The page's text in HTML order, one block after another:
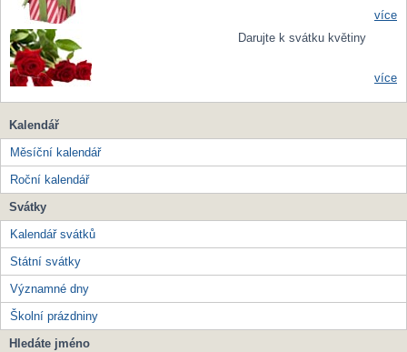
více
Darujte k svátku květiny
více
Kalendář
Měsíční kalendář
Roční kalendář
Svátky
Kalendář svátků
Státní svátky
Významné dny
Školní prázdniny
Hledáte jméno